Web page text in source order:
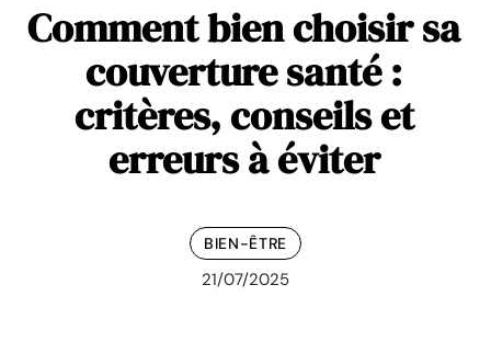
Comment bien choisir sa
couverture santé :
critères, conseils et
erreurs à éviter
BIEN-ÊTRE
21/07/2025